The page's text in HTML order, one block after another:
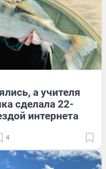
а учителя
сделала 22-
интернета
4